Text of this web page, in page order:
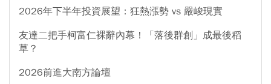
2026年下半年投資展望：狂熱漲勢 vs 嚴峻現實
友達二把手柯富仁裸辭內幕！「落後群創」成最後稻
草？
2026前進大南方論壇